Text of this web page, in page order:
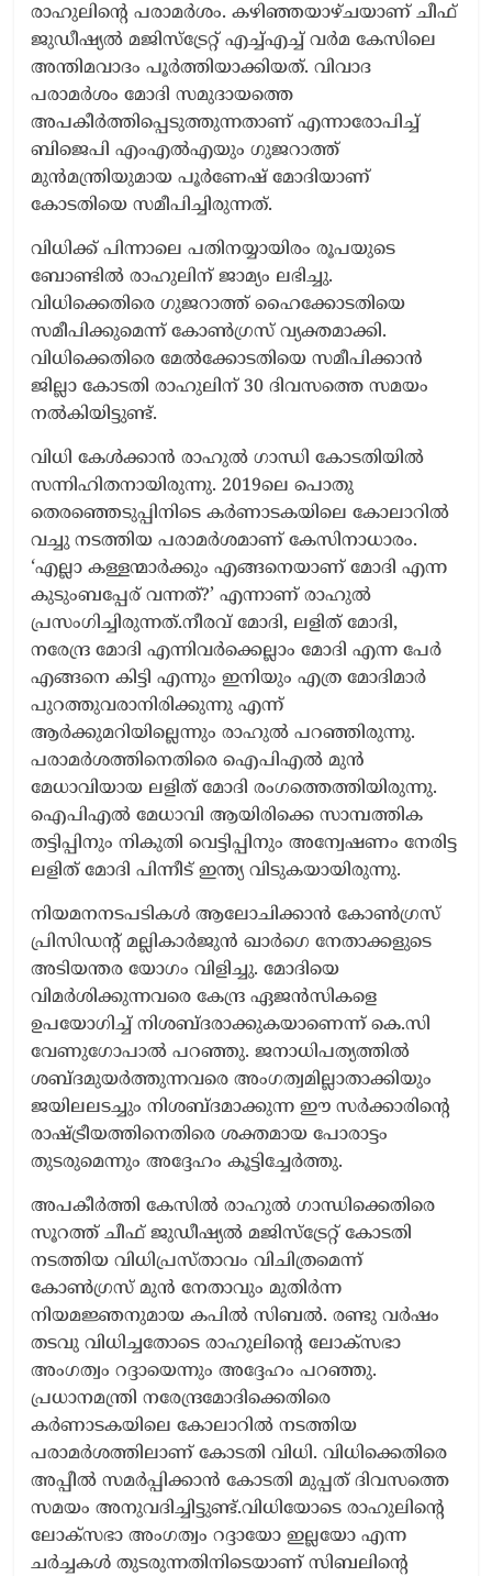
രാഹുലിന്റെ പരാമർശം. കഴിഞ്ഞയാഴ്ചയാണ് ചീഫ്
ജുഡീഷ്യൽ മജിസ്ട്രേറ്റ് എച്ച്എച്ച് വർമ കേസിലെ
അന്തിമവാദം പൂർത്തിയാക്കിയത്. വിവാദ
പരാമർശം മോദി സമുദായത്തെ
അപകീർത്തിപ്പെടുത്തുന്നതാണ് എന്നാരോപിച്ച്
ബിജെപി എംഎൽഎയും ഗുജറാത്ത്
മുൻമന്ത്രിയുമായ പൂർണേഷ് മോദിയാണ്
കോടതിയെ സമീപിച്ചിരുന്നത്.
വിധിക്ക് പിന്നാലെ പതിനയ്യായിരം രൂപയുടെ
ബോണ്ടിൽ രാഹുലിന് ജാമ്യം ലഭിച്ചു.
വിധിക്കെതിരെ ഗുജറാത്ത് ഹൈക്കോടതിയെ
സമീപിക്കുമെന്ന് കോൺഗ്രസ് വ്യക്തമാക്കി.
വിധിക്കെതിരെ മേൽക്കോടതിയെ സമീപിക്കാൻ
ജില്ലാ കോടതി രാഹുലിന് 30 ദിവസത്തെ സമയം
നൽകിയിട്ടുണ്ട്.
വിധി കേൾക്കാൻ രാഹുൽ ഗാന്ധി കോടതിയിൽ
സന്നിഹിതനായിരുന്നു. 2019ലെ പൊതു
തെരഞ്ഞെടുപ്പിനിടെ കർണാടകയിലെ കോലാറിൽ
വച്ചു നടത്തിയ പരാമർശമാണ് കേസിനാധാരം.
‘എല്ലാ കള്ളന്മാർക്കും എങ്ങനെയാണ് മോദി എന്ന
കുടുംബപ്പേര് വന്നത്?’ എന്നാണ് രാഹുൽ
പ്രസംഗിച്ചിരുന്നത്.നീരവ് മോദി, ലളിത് മോദി,
നരേന്ദ്ര മോദി എന്നിവർക്കെല്ലാം മോദി എന്ന പേർ
എങ്ങനെ കിട്ടി എന്നും ഇനിയും എത്ര മോദിമാർ
പുറത്തുവരാനിരിക്കുന്നു എന്ന്
ആർക്കുമറിയില്ലെന്നും രാഹുൽ പറഞ്ഞിരുന്നു.
പരാമർശത്തിനെതിരെ ഐപിഎൽ മുൻ
മേധാവിയായ ലളിത് മോദി രംഗത്തെത്തിയിരുന്നു.
ഐപിഎൽ മേധാവി ആയിരിക്കെ സാമ്പത്തിക
തട്ടിപ്പിനും നികുതി വെട്ടിപ്പിനും അന്വേഷണം നേരിട്ട
ലളിത് മോദി പിന്നീട് ഇന്ത്യ വിടുകയായിരുന്നു.
നിയമനനടപടികൾ ആലോചിക്കാൻ കോൺഗ്രസ്
പ്രിസിഡന്റ് മല്ലികാർജുൻ ഖാർഗെ നേതാക്കളുടെ
അടിയന്തര യോഗം വിളിച്ചു. മോദിയെ
വിമർശിക്കുന്നവരെ കേന്ദ്ര ഏജൻസികളെ
ഉപയോഗിച്ച് നിശബ്ദരാക്കുകയാണെന്ന് കെ.സി
വേണുഗോപാൽ പറഞ്ഞു. ജനാധിപത്യത്തിൽ
ശബ്ദമുയർത്തുന്നവരെ അംഗത്വമില്ലാതാക്കിയും
ജയിലലടച്ചും നിശബ്ദമാക്കുന്ന ഈ സർക്കാരിന്റെ
രാഷ്ട്രീയത്തിനെതിരെ ശക്തമായ പോരാട്ടം
തുടരുമെന്നും അദ്ദേഹം കൂട്ടിച്ചേർത്തു.
അപകീർത്തി കേസിൽ രാഹുൽ ഗാന്ധിക്കെതിരെ
സൂറത്ത് ചീഫ് ജുഡീഷ്യൽ മജിസ്ട്രേറ്റ് കോടതി
നടത്തിയ വിധിപ്രസ്താവം വിചിത്രമെന്ന്
കോൺഗ്രസ് മുൻ നേതാവും മുതിർന്ന
നിയമജ്ഞനുമായ കപിൽ സിബൽ. രണ്ടു വർഷം
തടവു വിധിച്ചതോടെ രാഹുലിന്റെ ലോക്സഭാ
അംഗത്വം റദ്ദായെന്നും അദ്ദേഹം പറഞ്ഞു.
പ്രധാനമന്ത്രി നരേന്ദ്രമോദിക്കെതിരെ
കർണാടകയിലെ കോലാറിൽ നടത്തിയ
പരാമർശത്തിലാണ് കോടതി വിധി. വിധിക്കെതിരെ
അപ്പീൽ സമർപ്പിക്കാൻ കോടതി മുപ്പത് ദിവസത്തെ
സമയം അനുവദിച്ചിട്ടുണ്ട്.വിധിയോടെ രാഹുലിന്റെ
ലോക്സഭാ അംഗത്വം റദ്ദായോ ഇല്ലയോ എന്ന
ചർച്ചകൾ തുടരുന്നതിനിടെയാണ് സിബലിന്റെ